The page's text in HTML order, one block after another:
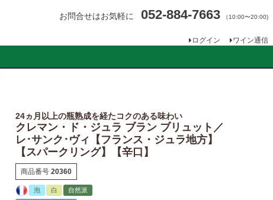
お問合せはお気軽に 052-884-7663 （10:00〜20:00)
ログイン ワイン通信
24ヵ月以上の瓶熟成を経たコクのある味わい
クレマン・ド・ジュラ ブラン ブリュット／
レ･サンク･ヴィ【フランス・ジュラ地方】
【スパークリング】【辛口】
商品番号 20360
泡 白
自然派